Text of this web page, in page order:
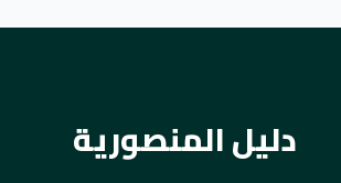
دليل المنصورية